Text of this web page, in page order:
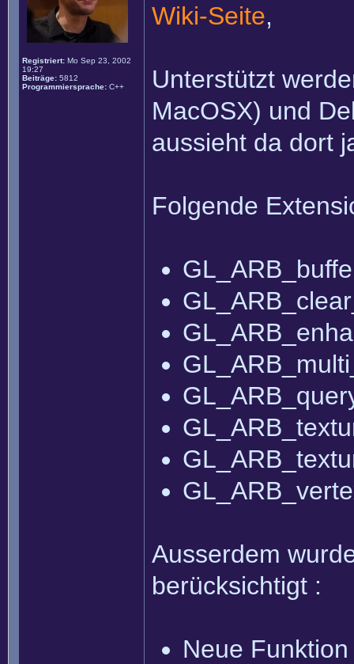
Registriert: Mo Sep 23, 2002
19:27
Beiträge: 5812
Programmiersprache: C++
Wiki-Seite,
Unterstützt
MacOSX) und
aussieht da dort
Folgende
Ausserdem
berücksichtigt :
Neue